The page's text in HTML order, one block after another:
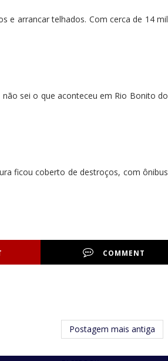
e arrancar telhados. Com cerca de 14 mil
sei o que aconteceu em Rio Bonito do
ficou coberto de destroços, com ônibus
COMMENT
Postagem mais antiga